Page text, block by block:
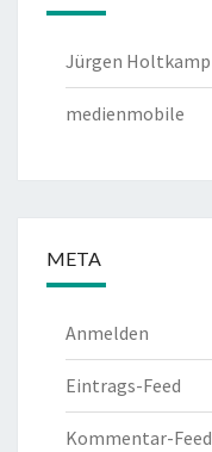
Jürgen Holtkamp
medienmobile
META
Anmelden
Eintrags-Feed
Kommentar-Feed